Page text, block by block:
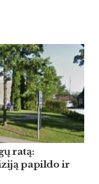
ratą:
papildo ir